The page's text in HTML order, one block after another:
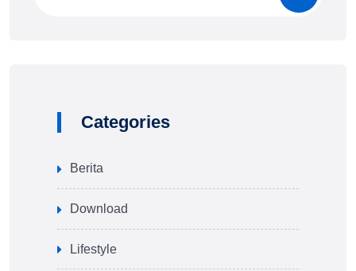
Categories
Berita
Download
Lifestyle